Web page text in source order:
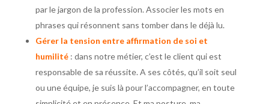
par le jargon de la profession. Associer les mots en
phrases qui résonnent sans tomber dans le déjà lu.
Gérer la tension entre affirmation de soi et
humilité: dans notre métier, c’est le client qui est
responsable de sa réussite. A ses côtés, qu’il soit seul
ou une équipe, je suis là pour l’accompagner, en toute